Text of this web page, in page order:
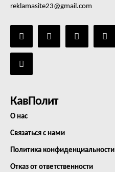
reklamasite23@gmail.com
КавПолит
О нас
Связаться с нами
Политика конфиденциальности
Отказ от ответственности